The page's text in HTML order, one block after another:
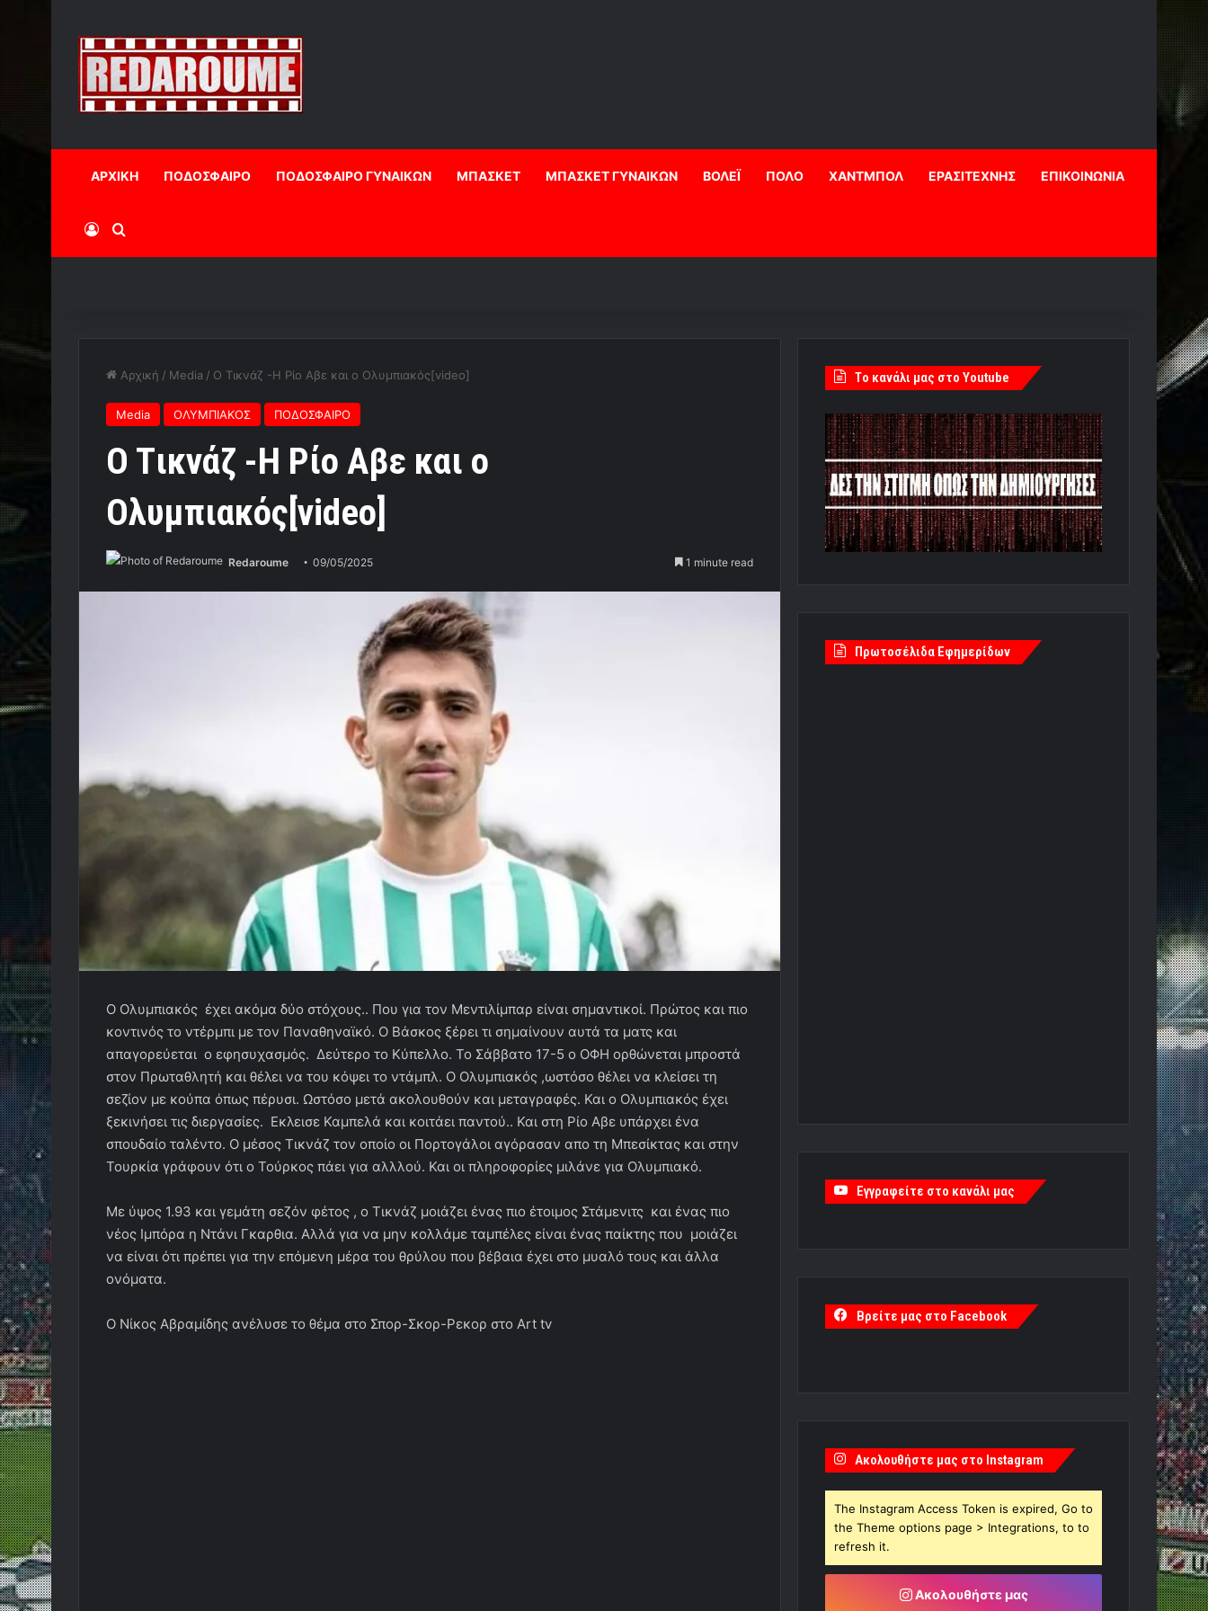
ΑΡΧΙΚΗ ΠΟΔΟΣΦΑΙΡΟ ΠΟΔΟΣΦΑΙΡΟ ΓΥΝΑΙΚΩΝ ΜΠΑΣΚΕΤ ΜΠΑΣΚΕΤ ΓΥΝΑΙΚΩΝ ΒΟΛΕΪ ΠΟΛΟ ΧΑΝΤΜΠΟΛ ΕΡΑΣΙΤΕΧΝΗΣ ΕΠΙΚΟΙΝΩΝΙΑ
Log InΑναζήτηση
Αρχική / Media / O Tικνάζ -Η Ρίο Αβε και ο Ολυμπιακός[video]
Media ΟΛΥΜΠΙΑΚΟΣ ΠΟΔΟΣΦΑΙΡΟ
O Tικνάζ -Η Ρίο Αβε και ο
Ολυμπιακός[video]
Redaroume 09/05/2025 1 minute read
Ο Ολυμπιακός έχει ακόμα δύο στόχους.. Που για τον Μεντιλίμπαρ είναι σημαντικοί. Πρώτος και πιο
κοντινός το ντέρμπι με τον Παναθηναϊκό. Ο Βάσκος ξέρει τι σημαίνουν αυτά τα ματς και
απαγορεύεται ο εφησυχασμός. Δεύτερο το Κύπελλο. Το Σάββατο 17-5 ο ΟΦΗ ορθώνεται μπροστά
στον Πρωταθλητή και θέλει να του κόψει το ντάμπλ. Ο Ολυμπιακός ,ωστόσο θέλει να κλείσει τη
σεζίον με κούπα όπως πέρυσι. Ωστόσο μετά ακολουθούν και μεταγραφές. Και ο Ολυμπιακός έχει
ξεκινήσει τις διεργασίες. Εκλεισε Καμπελά και κοιτάει παντού.. Και στη Ρίο Αβε υπάρχει ένα
σπουδαίο ταλέντο. Ο μέσος Τικνάζ τον οποίο οι Πορτογάλοι αγόρασαν απο τη Μπεσίκτας και στην
Τουρκία γράφουν ότι ο Τούρκος πάει για αλλλού. Και οι πληροφορίες μιλάνε για Ολυμπιακό.
Με ύψος 1.93 και γεμάτη σεζόν φέτος , ο Τικνάζ μοιάζει ένας πιο έτοιμος Στάμενιτς και ένας πιο
νέος Ιμπόρα η Ντάνι Γκαρθια. Αλλά για να μην κολλάμε ταμπέλες είναι ένας παίκτης που μοιάζει
να είναι ότι πρέπει για την επόμενη μέρα του θρύλου που βέβαια έχει στο μυαλό τους και άλλα
ονόματα.
Ο Νίκος Αβραμίδης ανέλυσε το θέμα στο Σπορ-Σκορ-Ρεκορ στο Art tv
Tο κανάλι μας στο Youtube
Πρωτοσέλιδα Εφημερίδων
Εγγραφείτε στο κανάλι μας
Βρείτε μας στο Facebook
Ακολουθήστε μας στο Instagram
The Instagram Access Token is expired, Go to
the Theme options page > Integrations, to to
refresh it.
Ακολουθήστε μας